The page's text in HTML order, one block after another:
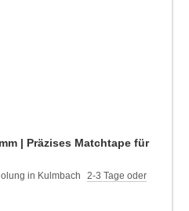
| Präzises Matchtape für
2-3 Tage oder